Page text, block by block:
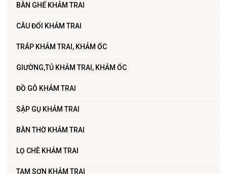
BÀN GHẾ KHẢM TRAI
CÂU ĐỐI KHẢM TRAI
TRÁP KHẢM TRAI, KHẢM ỐC
GIƯỜNG,TỦ KHẢM TRAI, KHẢM ỐC
ĐỒ GỖ KHẢM TRAI
SẬP GỤ KHẢM TRAI
BÀN THỜ KHẢM TRAI
LỌ CHÈ KHẢM TRAI
TAM SƠN KHẢM TRAI